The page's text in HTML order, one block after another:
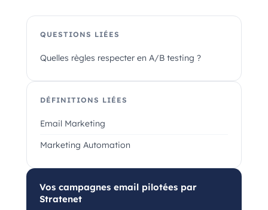
QUESTIONS LIÉES
Quelles règles respecter en A/B testing ?
DÉFINITIONS LIÉES
Email Marketing
Marketing Automation
Vos campagnes email pilotées par
Stratenet